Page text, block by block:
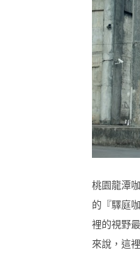
桃園龍潭
的『驛庭
裡的視野
來說，這